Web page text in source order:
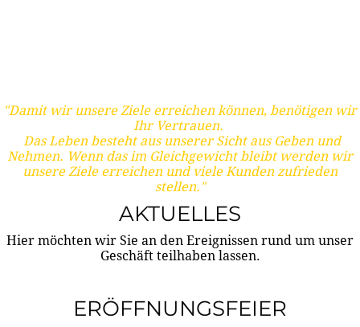
"Damit wir unsere Ziele erreichen können, benötigen wir
Ihr Vertrauen.
Das Leben besteht aus unserer Sicht aus Geben und
Nehmen. Wenn das im Gleichgewicht bleibt werden wir
unsere Ziele erreichen und viele Kunden zufrieden
stellen."
AKTUELLES
Hier möchten wir Sie an den Ereignissen rund um unser
Geschäft teilhaben lassen.
ERÖFFNUNGSFEIER